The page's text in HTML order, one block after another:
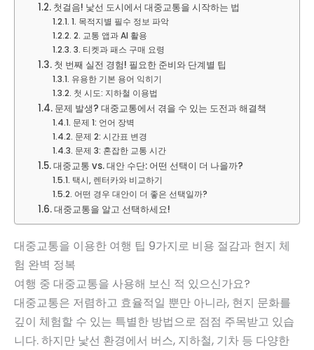
첫걸음! 낯선 도시에서 대중교통을 시작하는 법
1. 목적지별 필수 정보 파악
2. 교통 앱과 AI 활용
3. 티켓과 패스 구매 요령
첫 번째 실전 경험! 필요한 준비와 단계별 팁
유용한 기본 용어 익히기
첫 시도: 지하철 이용법
문제 발생? 대중교통에서 겪을 수 있는 도전과 해결책
문제 1: 언어 장벽
문제 2: 시간표 변경
문제 3: 혼잡한 교통 시간
대중교통 vs. 대안 수단: 어떤 선택이 더 나을까?
택시, 렌터카와 비교하기
어떤 경우 대안이 더 좋은 선택일까?
대중교통을 알고 선택하세요!
대중교통을 이용한 여행 팁 9가지로 비용 절감과 현지 체
험 완벽 정복
여행 중 대중교통을 사용해 보신 적 있으신가요?
대중교통은 저렴하고 효율적일 뿐만 아니라, 현지 문화를
깊이 체험할 수 있는 특별한 방법으로 점점 주목받고 있습
니다. 하지만 낯선 환경에서 버스, 지하철, 기차 등 다양한